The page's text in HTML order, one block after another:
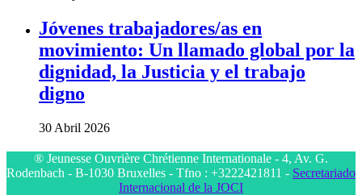
Jóvenes trabajadores/as en
movimiento: Un llamado global por la
dignidad, la Justicia y el trabajo
digno
30 Abril 2026
® Jeunesse Ouvrière Chrétienne Internationale - 4, Av. G.
Rodenbach - B-1030 Bruxelles - Tfno : +3222421811 - Secretariado
Internacional de la JOCI